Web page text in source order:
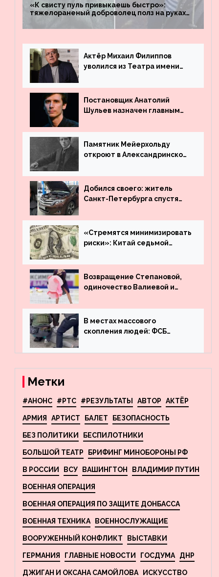
«К свисту пуль привыкаешь быстро»:
тяжелораненый доброволец полз на руках
четыре километра через заминированное
поле
Актёр Михаил Филиппов
уволился из Театра имени
Постановщик Анатолий
Шульев назначен главным
Вахтангова
Памятник Мейерхольду
откроют в Александринском
Добился своего: житель
Санкт-Петербурга спустя
угнанную в Казахстан
машину
«Стремятся минимизировать
риски»: Китай седьмой
деньги из американского
госдолга
Возвращение Степановой,
одиночество Валиевой и
что обсуждают в мире
фигурного катания
В местах массового
скопления людей: ФСБ
террористов, планировавших
Метки
#АНОНС #РТС #РЕЗУЛЬТАТЫ АВТОР АКТЁР
АРМИЯ АРТИСТ БАЛЕТ БЕЗОПАСНОСТЬ
БЕЗ ПОЛИТИКИ БЕСПИЛОТНИКИ
БОЛЬШОЙ ТЕАТР БРИФИНГ МИНОБОРОНЫ РФ
В РОССИИ ВСУ ВАШИНГТОН ВЛАДИМИР ПУТИН
ВОЕННАЯ ОПЕРАЦИЯ
ВОЕННАЯ ОПЕРАЦИЯ ПО ЗАЩИТЕ ДОНБАССА
ВОЕННАЯ ТЕХНИКА ВОЕННОСЛУЖАЩИЕ
ВООРУЖЕННЫЙ КОНФЛИКТ ВЫСТАВКИ
ГЕРМАНИЯ ГЛАВНЫЕ НОВОСТИ ГОСДУМА ДНР
ДЖИГАН И ОКСАНА САМОЙЛОВА ИСКУССТВО